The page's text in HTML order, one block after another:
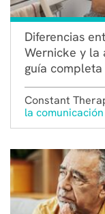
Diferencias
Wernicke y la
guía completa
Constant
la comunicación